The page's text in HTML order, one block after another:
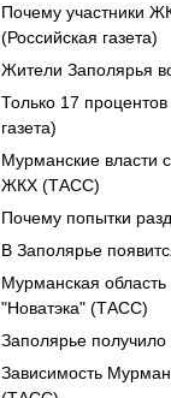
Почему участники
(Российская газета)
Жители Заполярья
Только 17
газета)
Мурманские власти
ЖКХ (ТАСС)
Почему попытки
В Заполярье
Мурманская область
"Новатэка" (ТАСС)
Заполярье
Зависимость